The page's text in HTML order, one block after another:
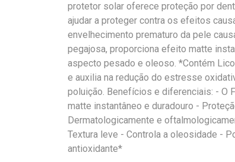
protetor solar oferece proteção por
ajudar a proteger contra os efeitos
envelhecimento prematuro da pele
pegajosa, proporciona efeito matte
aspecto pesado e oleoso. *Contém
e auxilia na redução do estresse
poluição. Benefícios e diferenciais: - O
matte instantâneo e duradouro -
Dermatologicamente e
Textura leve - Controla a oleosidade -
antioxidante*